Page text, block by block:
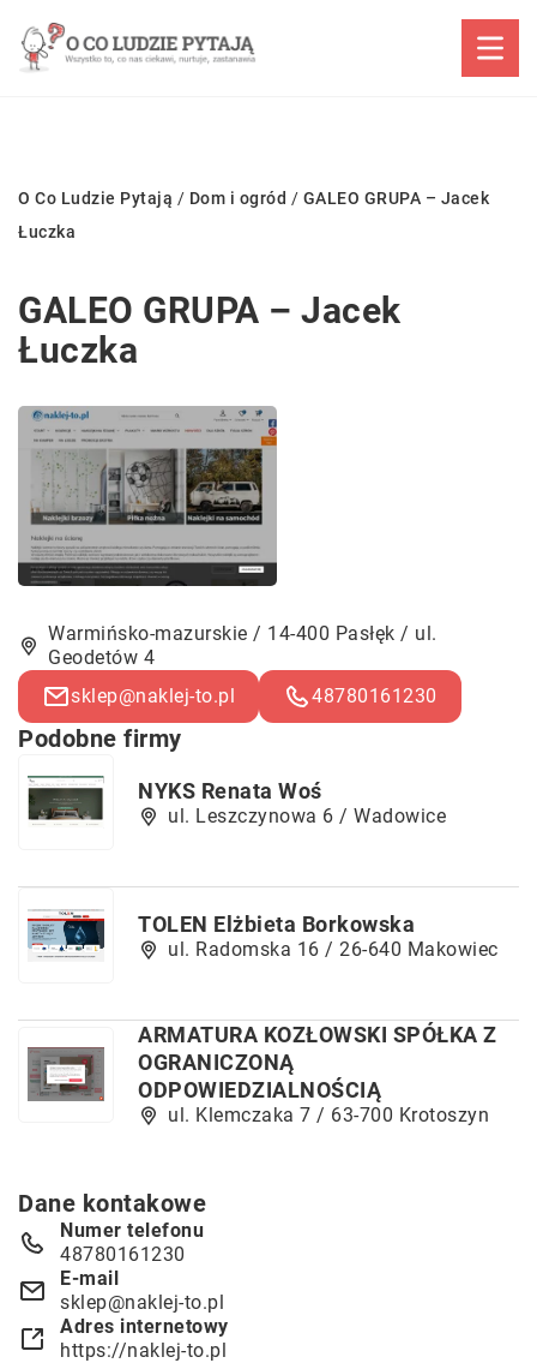
O Co Ludzie Pytają / Dom i ogród / GALEO GRUPA – Jacek
Łuczka
GALEO GRUPA – Jacek
Łuczka
Warmińsko-mazurskie / 14-400 Pasłęk / ul.
Geodetów 4
sklep@naklej-to.pl
48780161230
Podobne firmy
NYKS Renata Woś
ul. Leszczynowa 6 / Wadowice
TOLEN Elżbieta Borkowska
ul. Radomska 16 / 26-640 Makowiec
ARMATURA KOZŁOWSKI SPÓŁKA Z
OGRANICZONĄ
ODPOWIEDZIALNOŚCIĄ
ul. Klemczaka 7 / 63-700 Krotoszyn
Dane kontakowe
Numer telefonu
48780161230
E-mail
sklep@naklej-to.pl
Adres internetowy
https://naklej-to.pl